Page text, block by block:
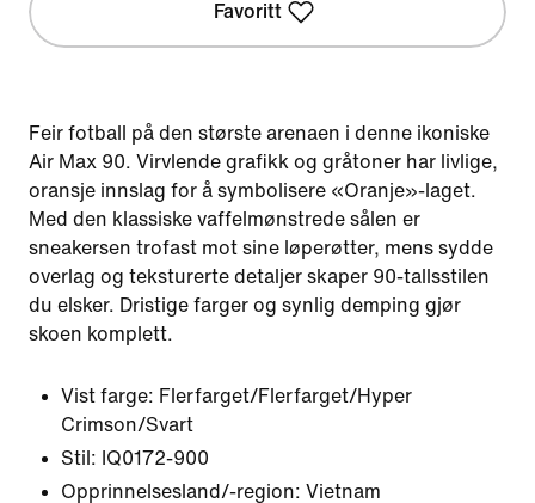
Favoritt
Feir fotball på den største arenaen i denne ikoniske
Air Max 90. Virvlende grafikk og gråtoner har livlige,
oransje innslag for å symbolisere «Oranje»-laget.
Med den klassiske vaffelmønstrede sålen er
sneakersen trofast mot sine løperøtter, mens sydde
overlag og teksturerte detaljer skaper 90-tallsstilen
du elsker. Dristige farger og synlig demping gjør
skoen komplett.
Vist farge: Flerfarget/Flerfarget/Hyper
Crimson/Svart
Stil: IQ0172-900
Opprinnelsesland/-region: Vietnam